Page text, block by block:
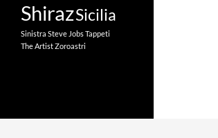
ShirazSicilia
Sinistra Steve JobsTappeti
The ArtistZoroastri